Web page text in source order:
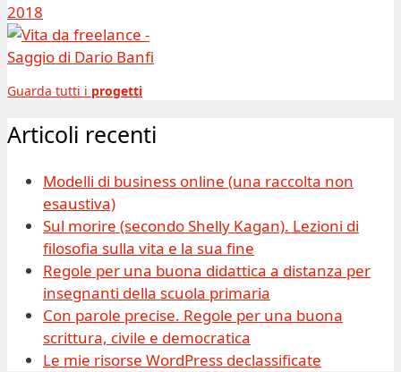
Guarda tutti i progetti
Articoli recenti
Modelli di business online (una raccolta non
esaustiva)
Sul morire (secondo Shelly Kagan). Lezioni di
filosofia sulla vita e la sua fine
Regole per una buona didattica a distanza per
insegnanti della scuola primaria
Con parole precise. Regole per una buona
scrittura, civile e democratica
Le mie risorse WordPress declassificate